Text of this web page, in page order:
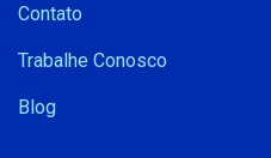
Contato
Trabalhe Conosco
Blog